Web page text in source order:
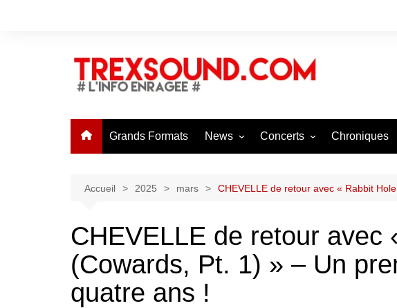
Grands Formats News
Soumettre une News
Concerts
Agenda Concerts
Chroniques
Accueil 2025 mars CHEVELLE de retour avec « Rabbit
CHEVELLE de retour avec
(Cowards, Pt. 1) » – Un
quatre ans !